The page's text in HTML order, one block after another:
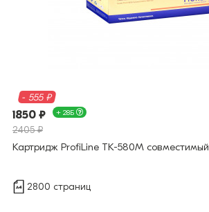
- 555 ₽
1850 ₽ + 28Б
2405 ₽
Картридж ProfiLine TK-580M совместимый
2800 страниц